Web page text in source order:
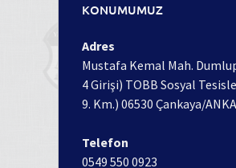
KONUMUMUZ
Adres
Mustafa Kemal Mah.
4 Girişi) TOBB Sosyal
9. Km.) 06530 Çankaya/
Telefon
0549 550 0923